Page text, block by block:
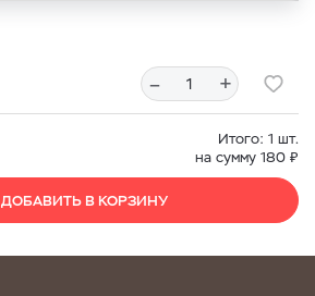
– +
Итого: 1 шт.
на сумму 180 ₽
ДОБАВИТЬ В КОРЗИНУ